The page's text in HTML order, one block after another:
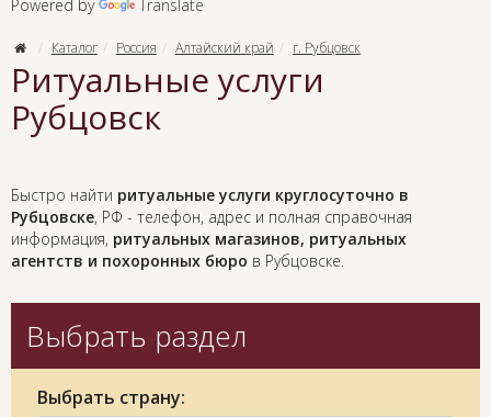
Powered by Translate
Каталог Россия Алтайский край г. Рубцовск
Ритуальные услуги
Рубцовск
Быстро найти ритуальные услуги круглосуточно в
Рубцовске, РФ - телефон, адрес и полная справочная
информация, ритуальных магазинов, ритуальных
агентств и похоронных бюро в Рубцовске.
Выбрать раздел
Выбрать страну: